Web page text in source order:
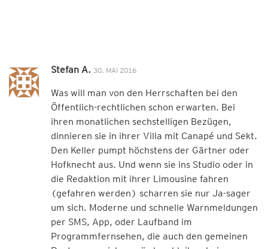
Stefan A. 30. MAI 2016
Was will man von den Herrschaften bei den
Öffentlich-rechtlichen schon erwarten. Bei
ihren monatlichen sechstelligen Bezügen,
dinnieren sie in ihrer Villa mit Canapé und Sekt.
Den Keller pumpt höchstens der Gärtner oder
Hofknecht aus. Und wenn sie ins Studio oder in
die Redaktion mit ihrer Limousine fahren
(gefahren werden) scharren sie nur Ja-sager
um sich. Moderne und schnelle Warnmeldungen
per SMS, App, oder Laufband im
Programmfernsehen, die auch den gemeinen